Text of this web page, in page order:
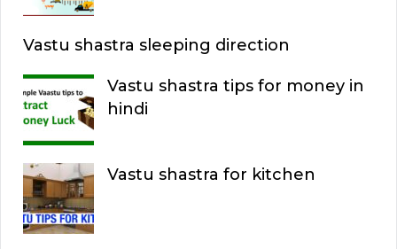
Vastu shastra sleeping direction
Vastu shastra tips for money in
hindi
Vastu shastra for kitchen